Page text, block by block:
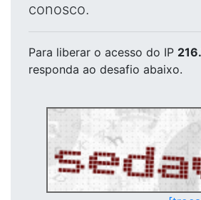
conosco.
Para liberar o acesso do IP
responda ao desafio abaixo.